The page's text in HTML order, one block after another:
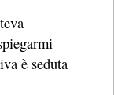
è seduta